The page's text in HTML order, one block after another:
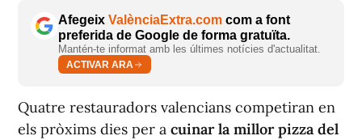
Afegeix ValènciaExtra.com com a font
preferida de Google de forma gratuïta.
Mantén-te informat amb les últimes notícies d'actualitat.
ACTIVAR ARA
Quatre restauradors valencians competiran en
els pròxims dies per a cuinar la millor pizza del